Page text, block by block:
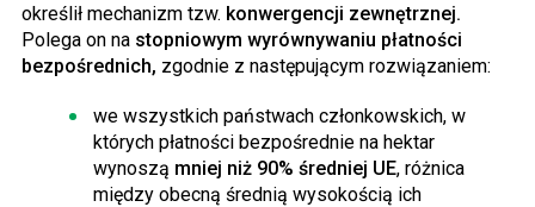
określił mechanizm tzw. konwergencji zewnętrznej.
Polega on na stopniowym wyrównywaniu płatności
bezpośrednich, zgodnie z następującym rozwiązaniem:
we wszystkich państwach członkowskich, w
których płatności bezpośrednie na hektar
wynoszą mniej niż 90% średniej UE, różnica
między obecną średnią wysokością ich